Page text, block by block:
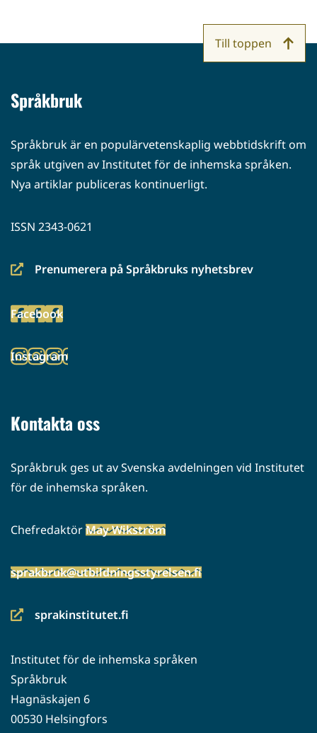
Språkbruk
Språkbruk är en populärvetenskaplig webbtidskrift om
språk utgiven av Institutet för de inhemska språken.
Nya artiklar publiceras kontinuerligt.
ISSN 2343-0621
Prenumerera på Språkbruks nyhetsbrev
(siirryt
palveluun)
Facebook
(siirryt
palveluun)
Instagram
(siirryt
Kontakta oss
Språkbruk ges ut av Svenska avdelningen vid Institutet
för de inhemska språken.
ChefredaktörMay Wikström
sprakbruk@utbildningsstyrelsen.fi
sprakinstitutet.fi
(siirryt
palveluun)
Institutet för de inhemska språken
Språkbruk
Hagnäskajen 6
00530 Helsingfors
Till toppen